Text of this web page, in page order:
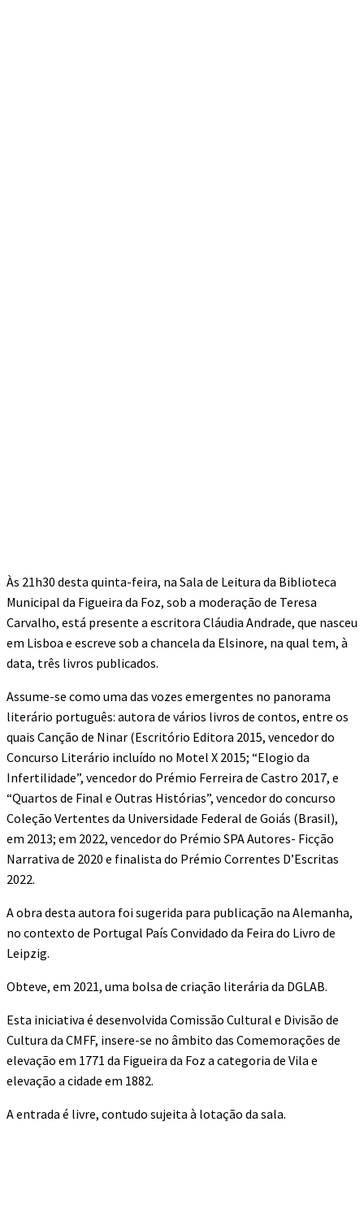
Às 21h30 desta quinta-feira, na Sala de Leitura da Biblioteca
Municipal da Figueira da Foz, sob a moderação de Teresa
Carvalho, está presente a escritora Cláudia Andrade, que nasceu
em Lisboa e escreve sob a chancela da Elsinore, na qual tem, à
data, três livros publicados.
Assume-se como uma das vozes emergentes no panorama
literário português: autora de vários livros de contos, entre os
quais Canção de Ninar (Escritório Editora 2015, vencedor do
Concurso Literário incluído no Motel X 2015; “Elogio da
Infertilidade”, vencedor do Prémio Ferreira de Castro 2017, e
“Quartos de Final e Outras Histórias”, vencedor do concurso
Coleção Vertentes da Universidade Federal de Goiás (Brasil),
em 2013; em 2022, vencedor do Prémio SPA Autores- Ficção
Narrativa de 2020 e finalista do Prémio Correntes D’Escritas
2022.
A obra desta autora foi sugerida para publicação na Alemanha,
no contexto de Portugal País Convidado da Feira do Livro de
Leipzig.
Obteve, em 2021, uma bolsa de criação literária da DGLAB.
Esta iniciativa é desenvolvida Comissão Cultural e Divisão de
Cultura da CMFF, insere-se no âmbito das Comemorações de
elevação em 1771 da Figueira da Foz a categoria de Vila e
elevação a cidade em 1882.
A entrada é livre, contudo sujeita à lotação da sala.